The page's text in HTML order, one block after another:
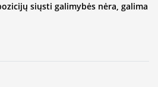
siųsti galimybės nėra, galima